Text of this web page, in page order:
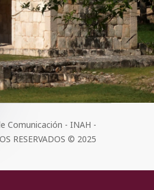
Comunicación - INAH -
RESERVADOS © 2025